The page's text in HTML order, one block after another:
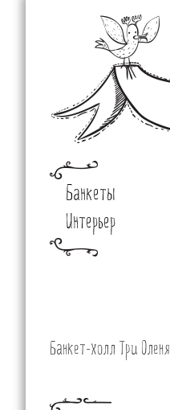
Банкеты
Интерьер
Банкет-холл Три Оленя